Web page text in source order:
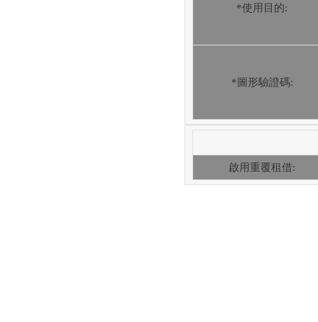
*使用目的:
*圖形驗證碼:
啟用重覆租借: